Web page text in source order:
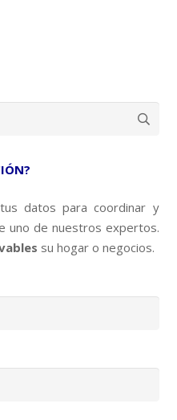
datos para coordinar y
uno de nuestros expertos.
su hogar o negocios.